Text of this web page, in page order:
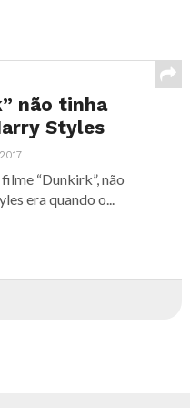
não tinha
Styles
“Dunkirk”, não
era quando o...